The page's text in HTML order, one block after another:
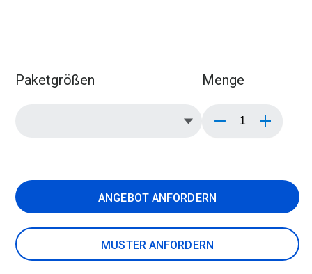
Paketgrößen Menge
ANGEBOT ANFORDERN
MUSTER ANFORDERN